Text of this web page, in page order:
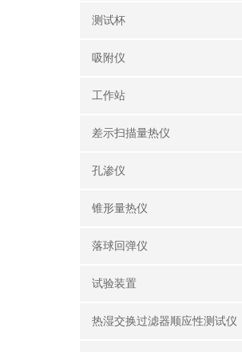
测试杯
吸附仪
工作站
差示扫描量热仪
孔渗仪
锥形量热仪
落球回弹仪
试验装置
热湿交换过滤器顺应性测试仪